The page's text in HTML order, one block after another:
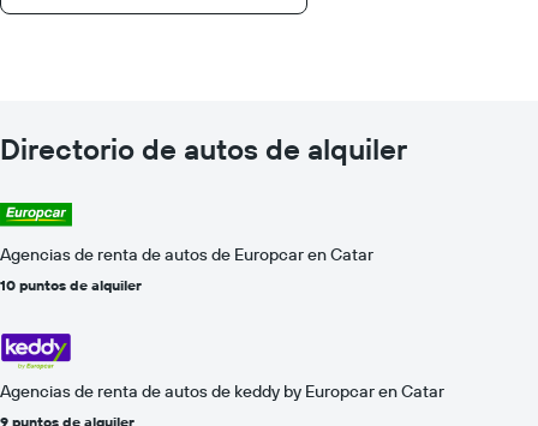
Directorio de autos de alquiler
Agencias de renta de autos de Europcar en Catar
10 puntos de alquiler
Agencias de renta de autos de keddy by Europcar en Catar
9 puntos de alquiler